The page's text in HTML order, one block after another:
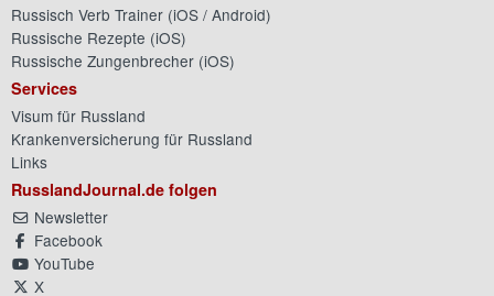
Russisch Verb Trainer (iOS / Android)
Russische Rezepte (iOS)
Russische Zungenbrecher (iOS)
Services
Visum für Russland
Krankenversicherung für Russland
Links
RusslandJournal.de folgen
Newsletter
Facebook
YouTube
X